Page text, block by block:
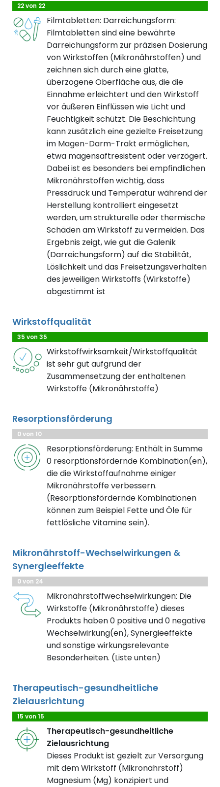
22 von 22
Filmtabletten: Darreichungsform:
Filmtabletten sind eine bewährte
Darreichungsform zur präzisen Dosierung
von Wirkstoffen (Mikronährstoffen) und
zeichnen sich durch eine glatte,
überzogene Oberfläche aus, die die
Einnahme erleichtert und den Wirkstoff
vor äußeren Einflüssen wie Licht und
Feuchtigkeit schützt. Die Beschichtung
kann zusätzlich eine gezielte Freisetzung
im Magen-Darm-Trakt ermöglichen,
etwa magensaftresistent oder verzögert.
Dabei ist es besonders bei empfindlichen
Mikronährstoffen wichtig, dass
Pressdruck und Temperatur während der
Herstellung kontrolliert eingesetzt
werden, um strukturelle oder thermische
Schäden am Wirkstoff zu vermeiden. Das
Ergebnis zeigt, wie gut die Galenik
(Darreichungsform) auf die Stabilität,
Löslichkeit und das Freisetzungsverhalten
des jeweiligen Wirkstoffs (Wirkstoffe)
abgestimmt ist
Wirkstoffqualität
35 von 35
Wirkstoffwirksamkeit/Wirkstoffqualität
ist sehr gut aufgrund der
Zusammensetzung der enthaltenen
Wirkstoffe (Mikronährstoffe)
Resorptionsförderung
0 von 10
Resorptionsförderung: Enthält in Summe
0 resorptionsfördernde Kombination(en),
die die Wirkstoffaufnahme einiger
Mikronährstoffe verbessern.
(Resorptionsfördernde Kombinationen
können zum Beispiel Fette und Öle für
fettlösliche Vitamine sein).
Mikronährstoff-Wechselwirkungen &
Synergieeffekte
0 von 24
Mikronährstoffwechselwirkungen: Die
Wirkstoffe (Mikronährstoffe) dieses
Produkts haben 0 positive und 0 negative
Wechselwirkung(en), Synergieeffekte
und sonstige wirkungsrelevante
Besonderheiten. (Liste unten)
Therapeutisch-gesundheitliche
Zielausrichtung
15 von 15
Therapeutisch-gesundheitliche
Zielausrichtung
Dieses Produkt ist gezielt zur Versorgung
mit dem Wirkstoff (Mikronährstoff)
Magnesium (Mg) konzipiert und